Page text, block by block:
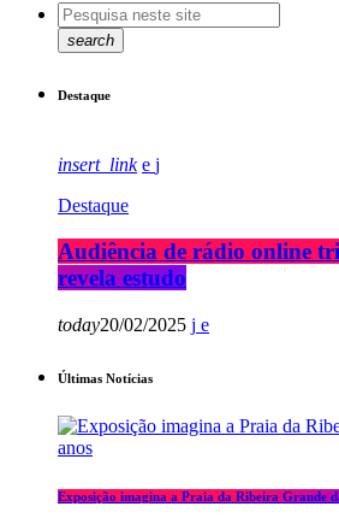
search
Destaque
insert_link
Destaque
Audiência de rádio online
revela estudo
today20/02/2025
Últimas Notícias
Exposição imagina a Praia da Ribeira Grande